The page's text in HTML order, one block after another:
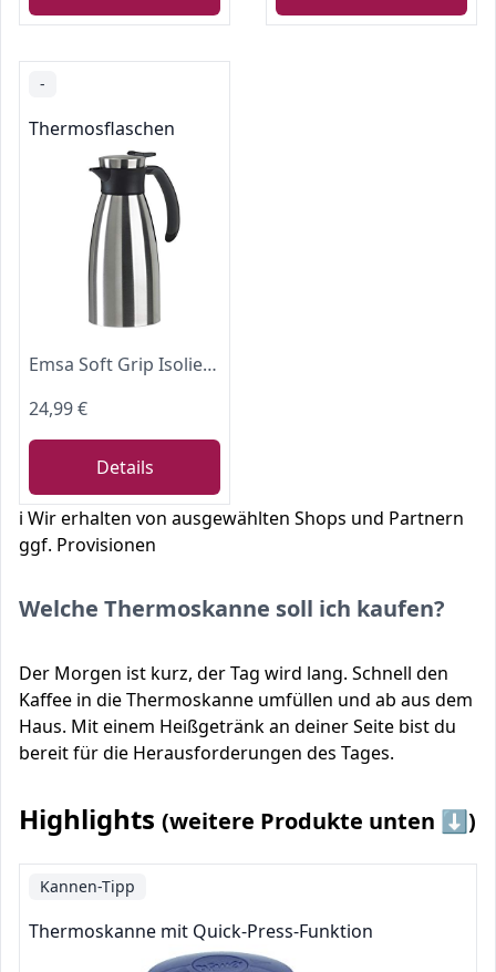
-
Thermosflaschen
Emsa Soft Grip Isolierkanne, 1 Liter, Edelstahl, 12 Stunden heiß + 24 Stunden kalt, Auslaufsicher, Rutschfester Griff, Farbe Schwarz, 508932
24,99 €
Details
ℹ️ Wir erhalten von ausgewählten Shops und Partnern
ggf. Provisionen
Welche Thermoskanne soll ich kaufen?
Der Morgen ist kurz, der Tag wird lang. Schnell den
Kaffee in die Thermoskanne umfüllen und ab aus dem
Haus. Mit einem Heißgetränk an deiner Seite bist du
bereit für die Herausforderungen des Tages.
Highlights (weitere Produkte unten ⬇️)
Kannen-Tipp
Thermoskanne mit Quick-Press-Funktion